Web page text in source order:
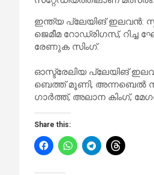
ഇന്ത്യ പ്ലേയിങ് ഇലവൻ:
ജെമീമ റോഡ്രിഗസ്, റിച്ച
രേണുക സിംഗ്.
ഓസ്ട്രേലിയ പ്ലേയിങ്
ബെത്ത് മൂണി, അന്നബെൽ
ഗാർത്ത്, അലാന കിംഗ്,
Share this: